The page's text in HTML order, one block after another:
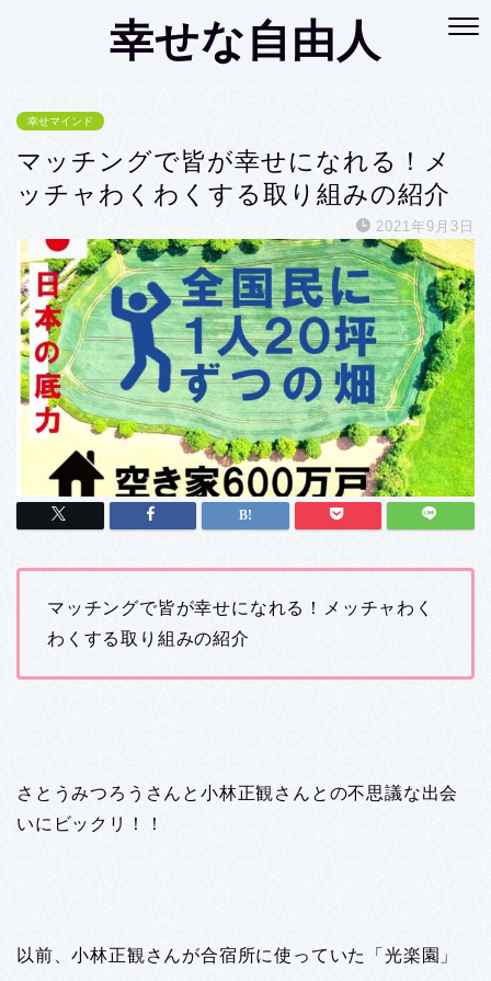
幸せな自由人
幸せマインド
マッチングで皆が幸せになれる！メ
ッチャわくわくする取り組みの紹介
2021年9月3日
マッチングで皆が幸せになれる！メッチャわく
わくする取り組みの紹介
さとうみつろうさんと小林正観さんとの不思議な出会
いにビックリ！！
以前、小林正観さんが合宿所に使っていた「光楽園」